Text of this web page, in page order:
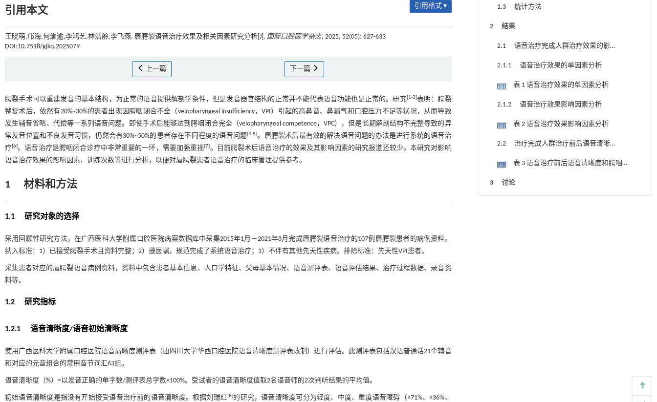
引用本文 引用格式 ▾
王晓萌,邝海,何灏逾,李鸿艺,林洁舲,李飞燕. 唇腭裂语音治疗效果及相关因素研究分析[J]. 国际口腔医学杂志, 2025, 52(05): 627-633
DOI:10.7518/gjkq.2025079
上一篇 下一篇
腭裂手术可以重建发音的基本结构，为正常的语音提供解剖学条件，但是发音器官结构的正常并不能代表语音功能也是正常的。研究[1-3]表明：腭裂
整复术后，依然有20%~30%的患者出现因腭咽闭合不全（velopharyngeal insufficiency，VPI）引起的高鼻音、鼻漏气和口腔压力不足等状况，从而导致
发生辅音省略、代偿等一系列语音问题。即使手术后能够达到腭咽闭合完全（velopharyngeal competence，VPC），但是长期解剖结构不完整导致的异
常发音位置和不良发音习惯，仍然会有30%~50%的患者存在不同程度的语音问题[4-5]。唇腭裂术后最有效的解决语音问题的办法是进行系统的语音治
疗[6]。语音治疗是腭咽闭合诊疗中非常重要的一环，需要加强重视[7]。目前腭裂术后语音治疗的效果及其影响因素的研究报道还较少。本研究对影响
语音治疗效果的影响因素、训练次数等进行分析，以便对唇腭裂患者语音治疗的临床管理提供参考。
1 材料和方法
1.1 研究对象的选择
采用回顾性研究方法，在广西医科大学附属口腔医院病案数据库中采集2015年1月—2021年8月完成唇腭裂语音治疗的107例唇腭裂患者的病例资料。
纳入标准：1）已接受腭裂手术且资料完整；2）遵医嘱，规范完成了系统语音治疗；3）不伴有其他先天性疾病。排除标准：先天性VPI患者。
采集患者对应的唇腭裂语音病例资料，资料中包含患者基本信息、人口学特征、父母基本情况、语音测评表、语音评估结果、治疗过程数据、录音资
料等。
1.2 研究指标
1.2.1 语音清晰度/语音初始清晰度
使用广西医科大学附属口腔医院语音清晰度测评表（由四川大学华西口腔医院语音清晰度测评表改制）进行评估。此测评表包括汉语普通话21个辅音
和对应的元音组合的常用音节词汇63组。
语音清晰度（%）=以发音正确的单字数/测评表总字数×100%。受试者的语音清晰度值取2名语音师的2次判听结果的平均值。
初始语音清晰度是指没有开始接受语音治疗前的语音清晰度。根据刘瑞红[8] 的研究，语音清晰度可分为轻度、中度、重度语音障碍（≥71%、≥36%、
1.3 统计方法
2 结果
2.1 语音治疗完成人群治疗效果的影
2.1.1 语音治疗效果的单因素分析
表 1 语音治疗效果的单因素分析
2.1.2 语音治疗效果影响因素分析
表 2 语音治疗效果影响因素分析
2.2 治疗完成人群治疗前后语音清晰
度和腭咽功能的变化
表 3 语音治疗前后语音清晰度和腭咽功
能的变化
3 讨论